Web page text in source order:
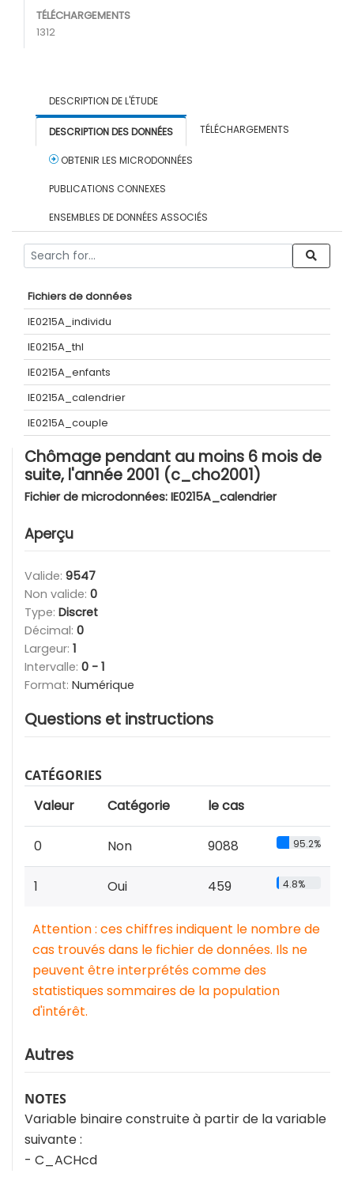
TÉLÉCHARGEMENTS
1312
DESCRIPTION DE L'ÉTUDE
DESCRIPTION DES DONNÉES TÉLÉCHARGEMENTS
OBTENIR LES MICRODONNÉES
PUBLICATIONS CONNEXES
ENSEMBLES DE DONNÉES ASSOCIÉS
Fichiers de données
IE0215A_individu
IE0215A_thl
IE0215A_enfants
IE0215A_calendrier
IE0215A_couple
Chômage pendant au moins 6 mois de
suite, l'année 2001 (c_cho2001)
Fichier de microdonnées: IE0215A_calendrier
Aperçu
Valide: 9547
Non valide: 0
Type: Discret
Décimal: 0
Largeur: 1
Intervalle: 0 - 1
Format: Numérique
Questions et instructions
CATÉGORIES
Valeur Catégorie le cas
0 Non 9088 95.2%
1 Oui 459 4.8%
Attention : ces chiffres indiquent le nombre de
cas trouvés dans le fichier de données. Ils ne
peuvent être interprétés comme des
statistiques sommaires de la population
d'intérêt.
Autres
NOTES
Variable binaire construite à partir de la variable
suivante :
- C_ACHcd